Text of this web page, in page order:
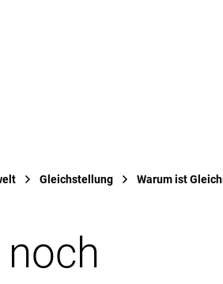
Gleichstellung Warum ist